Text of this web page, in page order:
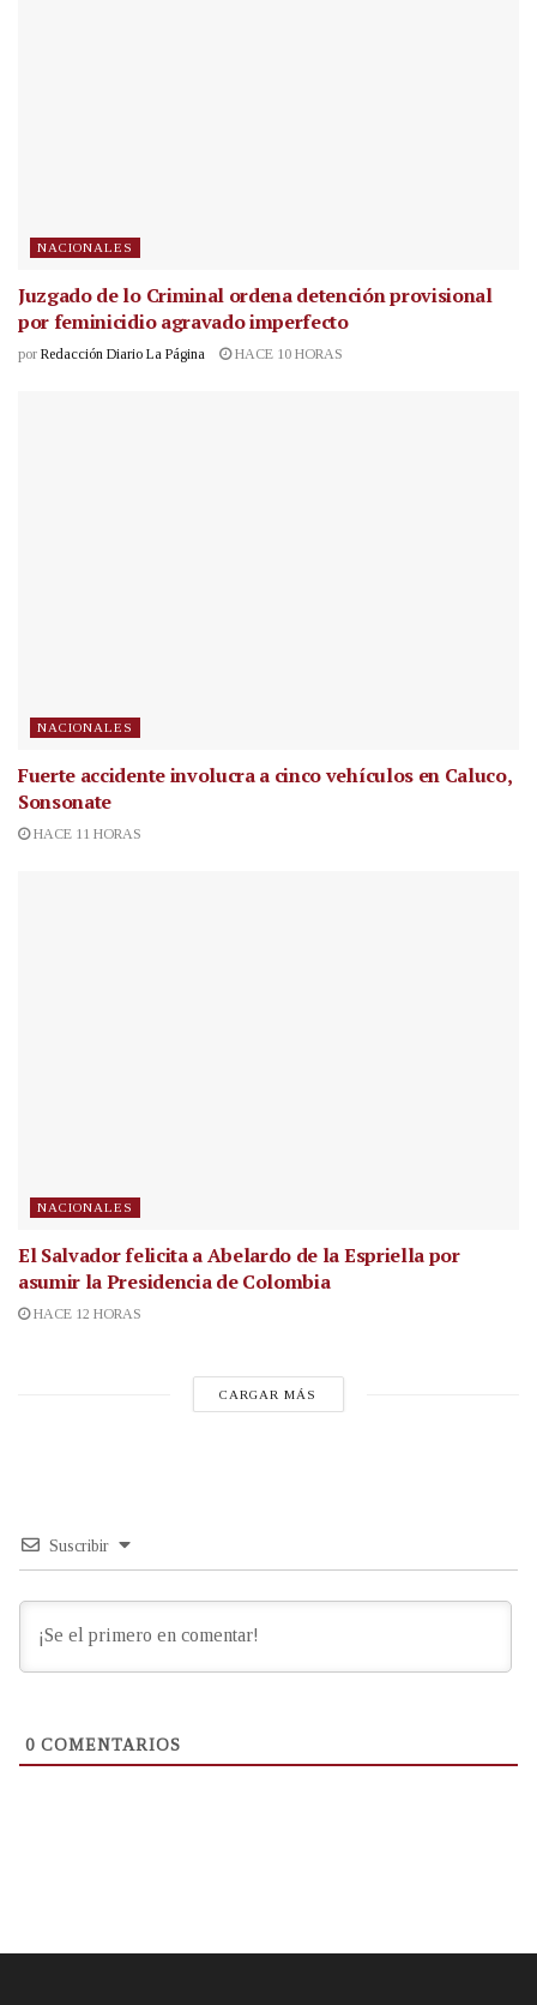
NACIONALES
Juzgado de lo Criminal ordena detención provisional
por feminicidio agravado imperfecto
por Redacción Diario La Página HACE 10 HORAS
NACIONALES
Fuerte accidente involucra a cinco vehículos en Caluco,
Sonsonate
HACE 11 HORAS
NACIONALES
El Salvador felicita a Abelardo de la Espriella por
asumir la Presidencia de Colombia
HACE 12 HORAS
CARGAR MÁS
Suscribir
0 COMENTARIOS